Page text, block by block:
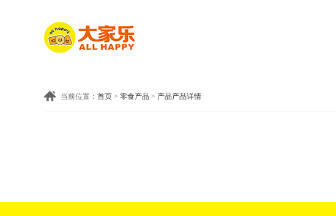
当前位置： 首页 > 零食产品 > 产品产品详情